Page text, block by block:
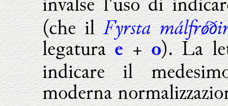
(che ilFyrsta málfrǿ
legaturae+o). La
indicare il
moderna